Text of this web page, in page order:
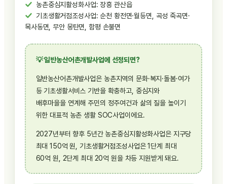
농촌중심지활성화사업: 장흥 관산읍
기초생활거점조성사업: 순천 황전면·월등면, 곡성 죽곡면·
목사동면, 무안 몽탄면, 함평 손불면
💡 일반농산어촌개발사업에 선정되면?
일반농산어촌개발사업은 농촌지역의 문화·복지·돌봄·여가
등 기초생활서비스 기반을 확충하고, 중심지와
배후마을을 연계해 주민의 정주여건과 삶의 질을 높이기
위한 대표적 농촌 생활 SOC사업이에요.
2027년부터 향후 5년간 농촌중심지활성화사업은 지구당
최대 150억 원, 기초생활거점조성사업은 1단계 최대
60억 원, 2단계 최대 20억 원을 차등 지원받게 돼요.